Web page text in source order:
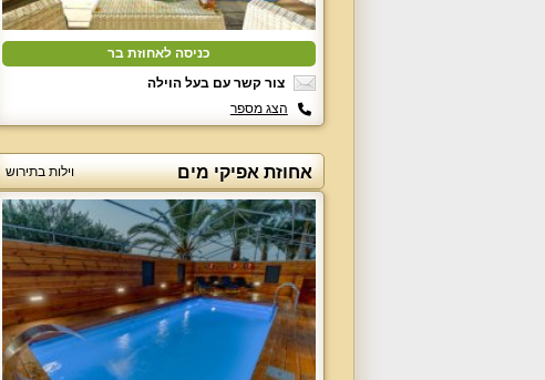
כניסה לאחוזת בר
צור קשר עם בעל הוילה
הצג מספר
אחוזת אפיקי מים וילות בתירוש